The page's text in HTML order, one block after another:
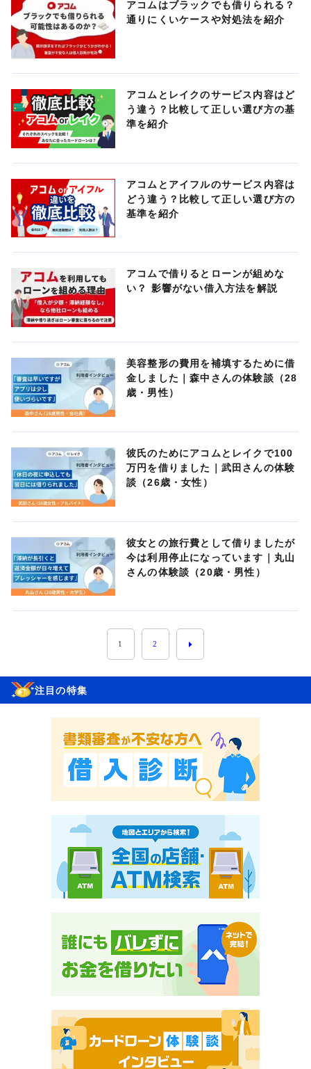
アコムはブラックでも借りられる？
通りにくいケースや対処法を紹介
アコムとレイクのサービス内容はど
う違う？比較して正しい選び方の基
準を紹介
アコムとアイフルのサービス内容は
どう違う？比較して正しい選び方の
基準を紹介
アコムで借りるとローンが組めな
い？ 影響がない借入方法を解説
美容整形の費用を補填するために借
金しました｜森中さんの体験談（28
歳・男性）
彼氏のためにアコムとレイクで100
万円を借りました｜武田さんの体験
談（26歳・女性）
彼女との旅行費として借りましたが
今は利用停止になっています｜丸山
さんの体験談（20歳・男性）
1 2
注目の特集